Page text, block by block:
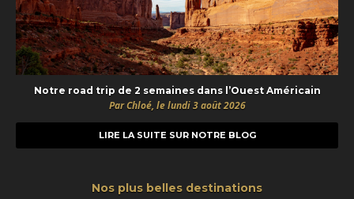
Notre road trip de 2 semaines dans l’Ouest Américain
Par Chloé, le lundi 3 août 2026
LIRE LA SUITE SUR NOTRE BLOG
Nos plus belles destinations